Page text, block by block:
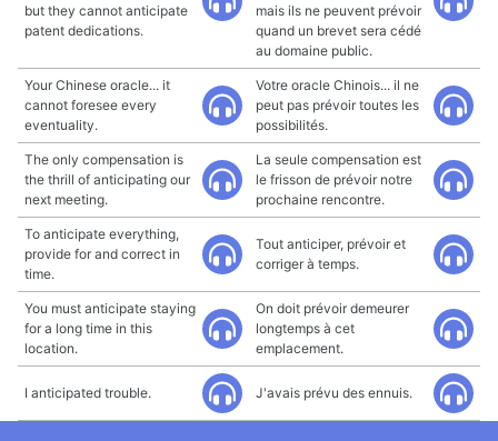
but they cannot anticipate
patent dedications.
mais ils ne peuvent prévoir
quand un brevet sera cédé
au domaine public.
Your Chinese oracle... it
cannot foresee every
eventuality.
Votre oracle Chinois... il ne
peut pas prévoir toutes les
possibilités.
The only compensation is
the thrill of anticipating our
next meeting.
La seule compensation est
le frisson de prévoir notre
prochaine rencontre.
To anticipate everything,
provide for and correct in
time.
Tout anticiper, prévoir et
corriger à temps.
You must anticipate staying
for a long time in this
location.
On doit prévoir demeurer
longtemps à cet
emplacement.
I anticipated trouble. J'avais prévu des ennuis.